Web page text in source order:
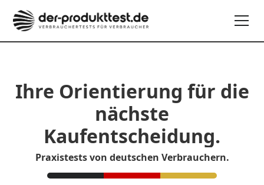
Ihre Orientierung für die
nächste
Kaufentscheidung.
Praxistests von deutschen Verbrauchern.